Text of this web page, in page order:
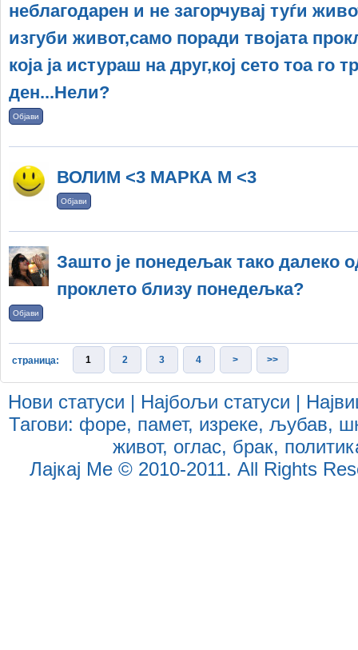
неблагодарен и не загорчувај туѓи
изгуби живот,само поради твојата
која ја истураш на друг,кој сето тоа го
ден...Нели?
Објави
ВОЛИМ <3 МАРКА М <3
Објави
Зашто је понедељак тако далеко
проклето близу понедељка?
Објави
страница: 1 2 3 4 > >>
Нови статуси | Најбољи статуси |
Тагови: форе, памет, изреке,љубав,
живот, оглас, брак,
Лајкај Ме © 2010-2011. All Rights